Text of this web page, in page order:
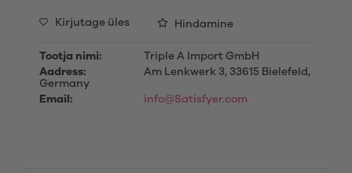
Kirjutage üles Hindamine
Tootja nimi:
Triple A Import GmbH
Aadress:
Am Lenkwerk 3, 33615 Bielefeld,
Germany
Email:
info@Satisfyer.com